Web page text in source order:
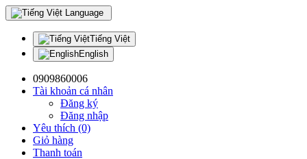
Language
Tiếng Việt
English
0909860006
Tài khoản cá nhân
Đăng ký
Đăng nhập
Yêu thích (0)
Giỏ hàng
Thanh toán